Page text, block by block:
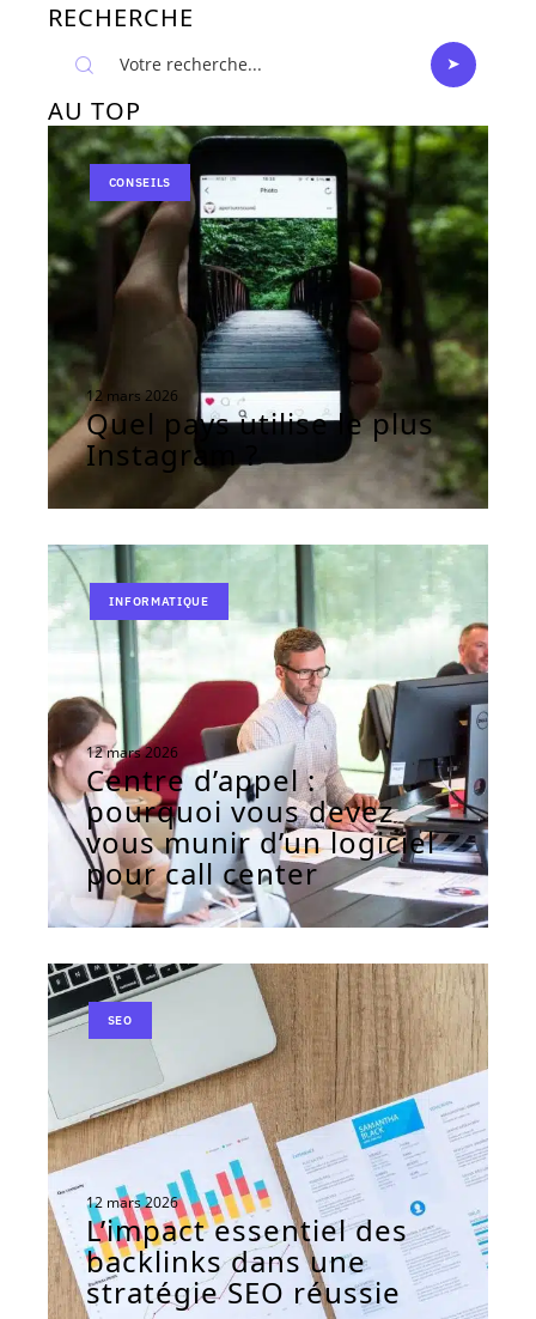
RECHERCHE
AU TOP
CONSEILS
12 mars 2026
Quel pays utilise le plus
Instagram ?
INFORMATIQUE
12 mars 2026
Centre d’appel :
pourquoi vous devez
vous munir d’un logiciel
pour call center
SEO
12 mars 2026
L’impact essentiel des
backlinks dans une
stratégie SEO réussie